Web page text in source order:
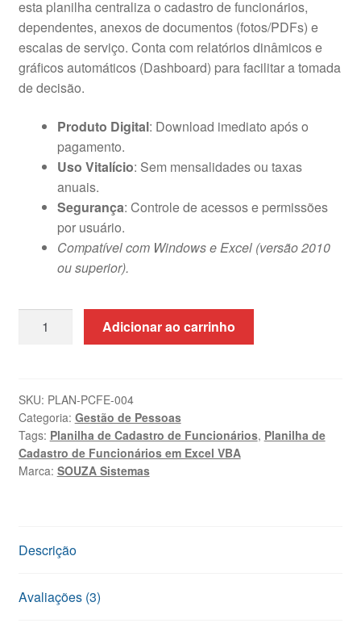
R$149,99.R$99,99.
esta planilha centraliza o cadastro de funcionários,
dependentes, anexos de documentos (fotos/PDFs) e
escalas de serviço. Conta com relatórios dinâmicos e
gráficos automáticos (Dashboard) para facilitar a tomada
de decisão.
Produto Digital: Download imediato após o
pagamento.
Uso Vitalício: Sem mensalidades ou taxas
anuais.
Segurança: Controle de acessos e permissões
por usuário.
Compatível com Windows e Excel (versão 2010
ou superior).
Funcionários
em
Excel
VBA
com
Adicionar ao carrinho
SKU: PLAN-PCFE-004
Categoria: Gestão de Pessoas
Tags: Planilha de Cadastro de Funcionários, Planilha de
Cadastro de Funcionários em Excel VBA
Marca: SOUZA Sistemas
Descrição
Avaliações (3)